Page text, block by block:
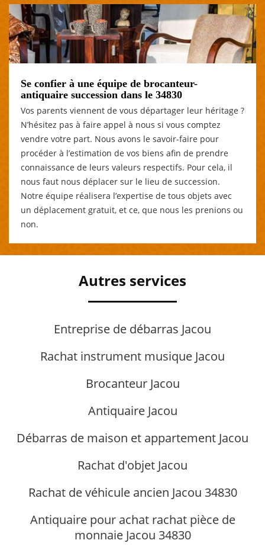
Se confier à une équipe de brocanteur-
antiquaire succession dans le 34830
Vos parents viennent de vous départager leur héritage ?
N’hésitez pas à faire appel à nous si vous comptez
vendre votre part. Nous avons le savoir-faire pour
procéder à l’estimation de vos biens afin de prendre
connaissance de leurs valeurs respectifs. Pour cela, il
nous faut nous déplacer sur le lieu de succession.
Notre équipe réalisera l’expertise de tous objets avec
un déplacement gratuit, et ce, que nous les prenions ou
non.
Autres services
Entreprise de débarras Jacou
Rachat instrument musique Jacou
Brocanteur Jacou
Antiquaire Jacou
Débarras de maison et appartement Jacou
Rachat d'objet Jacou
Rachat de véhicule ancien Jacou 34830
Antiquaire pour achat rachat pièce de
monnaie Jacou 34830